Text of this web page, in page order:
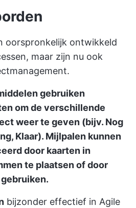
oorspronkelijk ontwikkeld
maar zijn nu ook
gebruiken
om de verschillende
weer te geven (bijv. Nog
Klaar). Mijlpalen kunnen
door kaarten in
te plaatsen of door
bijzonder effectief in Agile